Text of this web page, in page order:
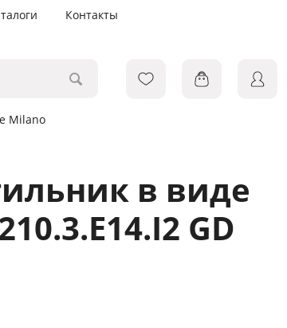
Контакты
Milano
в виде
GD